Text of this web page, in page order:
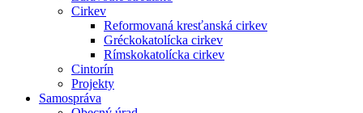
Cirkev
Reformovaná kresťanská cirkev
Gréckokatolícka cirkev
Rímskokatolícka cirkev
Cintorín
Projekty
Samospráva